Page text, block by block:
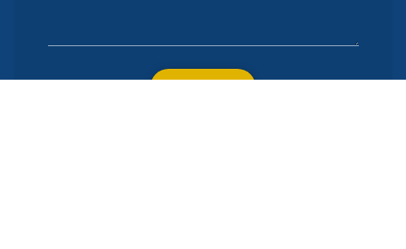
Envoyer